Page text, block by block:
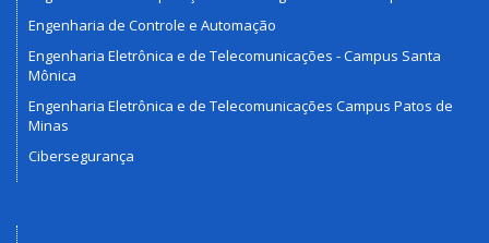
Engenharia de Controle e Automação
Engenharia Eletrônica e de Telecomunicações - Campus Santa
Mônica
Engenharia Eletrônica e de Telecomunicações Campus Patos de
Minas
Cibersegurança